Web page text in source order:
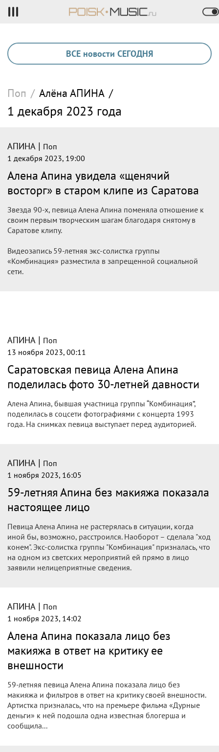
ВСЕ новости СЕГОДНЯ
Поп / Алёна АПИНА /
1 декабря 2023 года
АПИНА | Поп
1 декабря 2023, 19:00
Алена Апина увидела «щенячий
восторг» в старом клипе из Саратова
Звезда 90-х, певица Алена Апина поменяла отношение к
своим первым творческим шагам благодаря снятому в
Саратове клипу.
Видеозапись 59-летняя экс-солистка группы
«Комбинация» разместила в запрещенной социальной
сети.
АПИНА | Поп
13 ноября 2023, 00:11
Саратовская певица Алена Апина
поделилась фото 30-летней давности
Алена Апина, бывшая участница группы “Комбинация”,
поделилась в соцсети фотографиями с концерта 1993
года. На снимках певица выступает перед аудиторией.
АПИНА | Поп
1 ноября 2023, 16:05
59-летняя Апина без макияжа показала
настоящее лицо
Певица Алена Апина не растерялась в ситуации, когда
иной бы, возможно, расстроился. Наоборот – сделала "ход
конем". Экс-солистка группы "Комбинация" призналась, что
на одном из светских мероприятий ей прямо в лицо
заявили нелицеприятные сведения.
АПИНА | Поп
1 ноября 2023, 14:02
Алена Апина показала лицо без
макияжа в ответ на критику ее
внешности
59-летняя певица Алена Апина показала лицо без
макияжа и фильтров в ответ на критику своей внешности.
Артистка призналась, что на премьере фильма «Дурные
деньги» к ней подошла одна известная блогерша и
сообщила...